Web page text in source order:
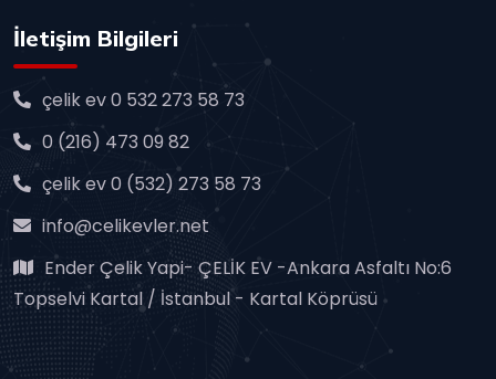
İletişim Bilgileri
çelik ev 0 532 273 58 73
0 (216) 473 09 82
çelik ev 0 (532) 273 58 73
info@celikevler.net
Ender Çelik Yapi- ÇELİK EV -Ankara Asfaltı No:6
Topselvi Kartal / İstanbul - Kartal Köprüsü